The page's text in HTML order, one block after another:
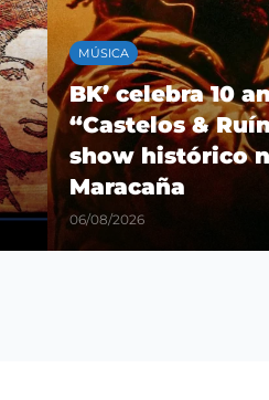
ESPORTES
Fim das
Jr. renova com o
Madrid até 2032
06/08/2026